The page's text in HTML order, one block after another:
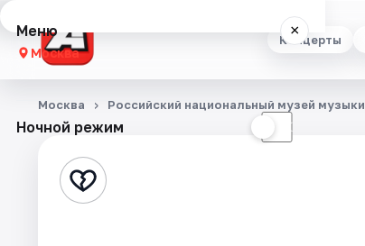
Концерты
Меню ×
Москва
Концерты
Стендап
Ночной режим ☾
Москва Российский национальный музей музыки